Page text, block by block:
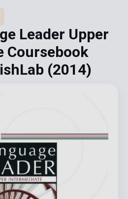
Leader Upper
Coursebook
(2014)